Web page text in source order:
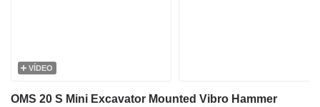
VÍDEO
OMS 20 S Mini Excavator Mounted Vibro Hammer